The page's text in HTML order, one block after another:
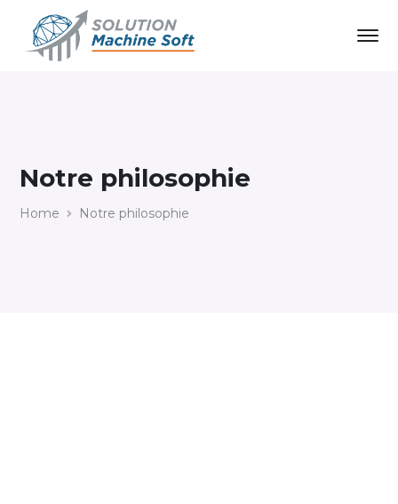
Notre philosophie
Home Notre philosophie